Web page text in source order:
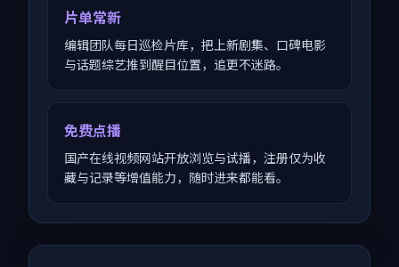
片单常新
编辑团队每日巡检片库，把上新剧集、口碑电影
与话题综艺推到醒目位置，追更不迷路。
免费点播
国产在线视频网站开放浏览与试播，注册仅为收
藏与记录等增值能力，随时进来都能看。